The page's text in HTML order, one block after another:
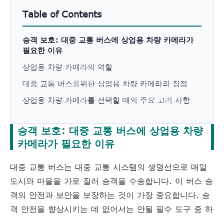
승객 보호: 대중 교통 버스에 상업용 차량
카메라가 필요한 이유
대중 교통 버스는 대중 교통 시스템의 생명선으로 매일
도시와 마을을 가로 질러 승객을 수송합니다. 이 버스 승
객의 안전과 보안을 보장하는 것이 가장 중요합니다. 승
객 안전을 향상시키는 데 없어서는 안될 필수 도구 중 하
Table of Contents
승객 보호: 대중 교통 버스에 상업용 차량 카메라가
필요한 이유
상업용 차량 카메라의 역할
대중 교통 버스를위한 상업용 차량 카메라의 장점
상업용 차량 카메라를 선택할 때의 주요 고려 사항